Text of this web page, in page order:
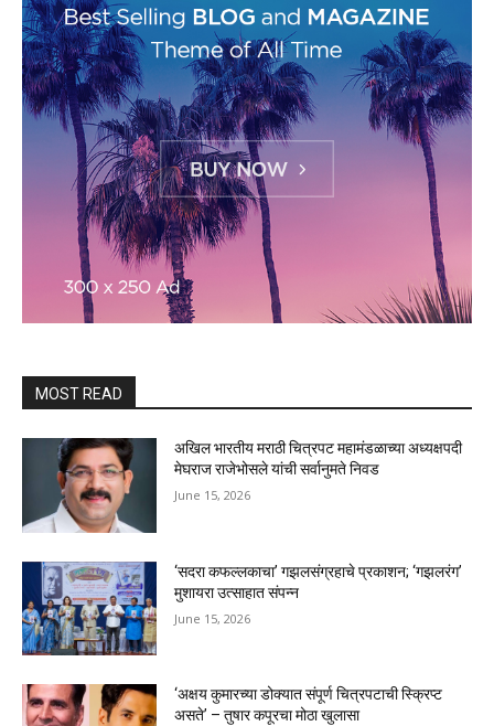
MOST READ
अखिल भारतीय मराठी चित्रपट महामंडळाच्या अध्यक्षपदी
मेघराज राजेभोसले यांची सर्वानुमते निवड
June 15, 2026
‘सदरा कफल्लकाचा’ गझलसंग्रहाचे प्रकाशन; ‘गझलरंग’
मुशायरा उत्साहात संपन्न
June 15, 2026
‘अक्षय कुमारच्या डोक्यात संपूर्ण चित्रपटाची स्क्रिप्ट
असते’ – तुषार कपूरचा मोठा खुलासा